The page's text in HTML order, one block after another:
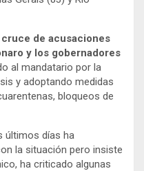
de acusaciones
y los gobernadores
al mandatario por la
y adoptando medidas
bloqueos de
últimos días ha
la situación pero insiste
ha criticado algunas